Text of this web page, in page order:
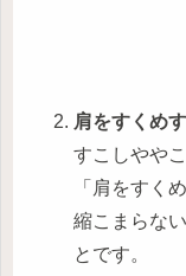
肩をすくめ
すこしやや
「肩をすく
縮こまらな
とです。